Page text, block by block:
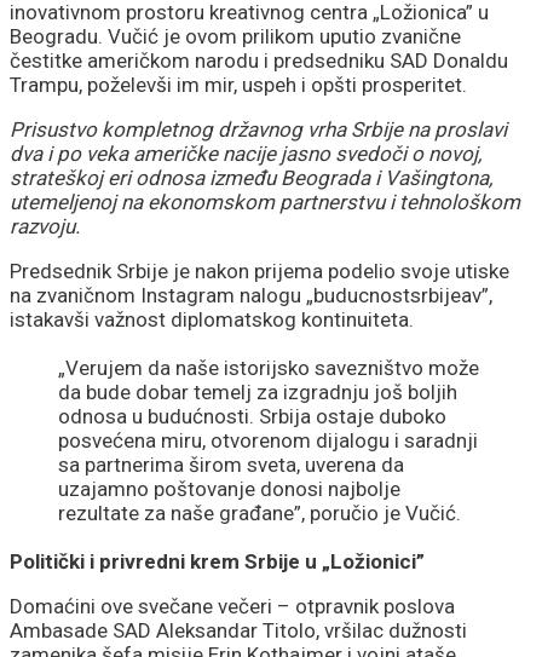
inovativnom prostoru kreativnog centra „Ložionica” u
Beogradu. Vučić je ovom prilikom uputio zvanične
čestitke američkom narodu i predsedniku SAD Donaldu
Trampu, poželevši im mir, uspeh i opšti prosperitet.
Prisustvo kompletnog državnog vrha Srbije na proslavi
dva i po veka američke nacije jasno svedoči o novoj,
strateškoj eri odnosa između Beograda i Vašingtona,
utemeljenoj na ekonomskom partnerstvu i tehnološkom
razvoju.
Predsednik Srbije je nakon prijema podelio svoje utiske
na zvaničnom Instagram nalogu „buducnostsrbijeav”,
istakavši važnost diplomatskog kontinuiteta.
„Verujem da naše istorijsko savezništvo može
da bude dobar temelj za izgradnju još boljih
odnosa u budućnosti. Srbija ostaje duboko
posvećena miru, otvorenom dijalogu i saradnji
sa partnerima širom sveta, uverena da
uzajamno poštovanje donosi najbolje
rezultate za naše građane”, poručio je Vučić.
Politički i privredni krem Srbije u „Ložionici”
Domaćini ove svečane večeri – otpravnik poslova
Ambasade SAD Aleksandar Titolo, vršilac dužnosti